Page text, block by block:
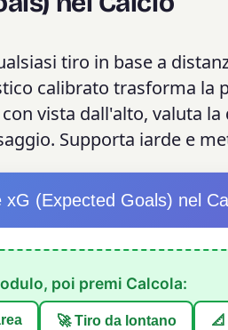
tiro in base a
calibrato trasforma la
vista dall'alto, valuta
Supporta iarde e
xG (Expected Goals) nel
poi premi Calcola:
🚀 Tiro da lontano